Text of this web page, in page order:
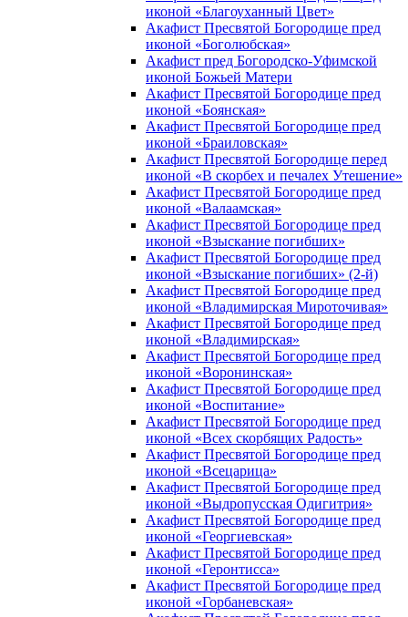
иконой «Благоуханный Цвет»
Акафист Пресвятой Богородице пред
иконой «Боголюбская»
Акафист пред Богородско-Уфимской
иконой Божьей Матери
Акафист Пресвятой Богородице пред
иконой «Боянская»
Акафист Пресвятой Богородице пред
иконой «Браиловская»
Акафист Пресвятой Богородице перед
иконой «В скорбех и печалех Утешение»
Акафист Пресвятой Богородице пред
иконой «Валаамская»
Акафист Пресвятой Богородице пред
иконой «Взыскание погибших»
Акафист Пресвятой Богородице пред
иконой «Взыскание погибших» (2-й)
Акафист Пресвятой Богородице пред
иконой «Владимирская Мироточивая»
Акафист Пресвятой Богородице пред
иконой «Владимирская»
Акафист Пресвятой Богородице пред
иконой «Воронинская»
Акафист Пресвятой Богородице пред
иконой «Воспитание»
Акафист Пресвятой Богородице пред
иконой «Всех скорбящих Радость»
Акафист Пресвятой Богородице пред
иконой «Всецарица»
Акафист Пресвятой Богородице пред
иконой «Выдропусская Одигитрия»
Акафист Пресвятой Богородице пред
иконой «Георгиевская»
Акафист Пресвятой Богородице пред
иконой «Геронтисса»
Акафист Пресвятой Богородице пред
иконой «Горбаневская»